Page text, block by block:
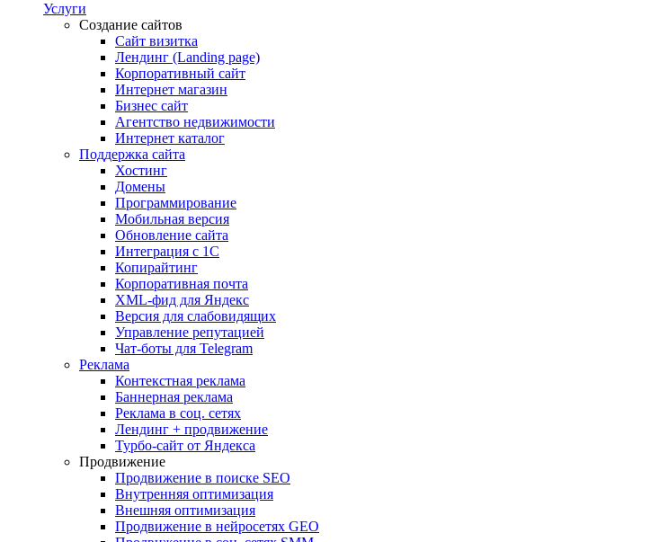
Услуги
Создание сайтов
Сайт визитка
Лендинг (Landing page)
Корпоративный сайт
Интернет магазин
Бизнес сайт
Агентство недвижимости
Интернет каталог
Поддержка сайта
Хостинг
Домены
Программирование
Мобильная версия
Обновление сайта
Интеграция с 1С
Копирайтинг
Корпоративная почта
XML-фид для Яндекс
Версия для слабовидящих
Управление репутацией
Чат-боты для Telegram
Реклама
Контекстная реклама
Баннерная реклама
Реклама в соц. сетях
Лендинг + продвижение
Турбо-сайт от Яндекса
Продвижение
Продвижение в поиске SEO
Внутренняя оптимизация
Внешняя оптимизация
Продвижение в нейросетях GEO